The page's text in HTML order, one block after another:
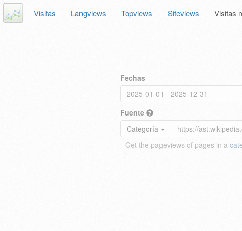
Visitas Langviews Topviews Siteviews Visitas
Fechas
Fuente
Categoría
Get the pageviews of pages in a